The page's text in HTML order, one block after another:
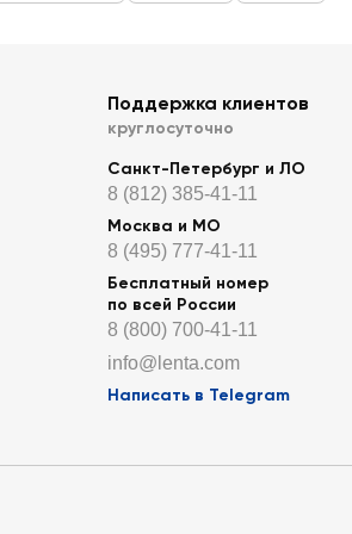
Поддержка клиентов
круглосуточно
Санкт-Петербург и ЛО
8 (812) 385-41-11
Москва и МО
8 (495) 777-41-11
Бесплатный номер
по всей России
8 (800) 700-41-11
info@lenta.com
Написать в Telegram